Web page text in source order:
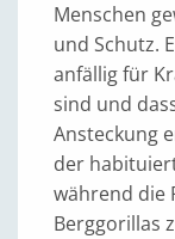
Menschen
und Schutz.
anfällig für
sind und
Ansteckung
der
während die
Berggorillas